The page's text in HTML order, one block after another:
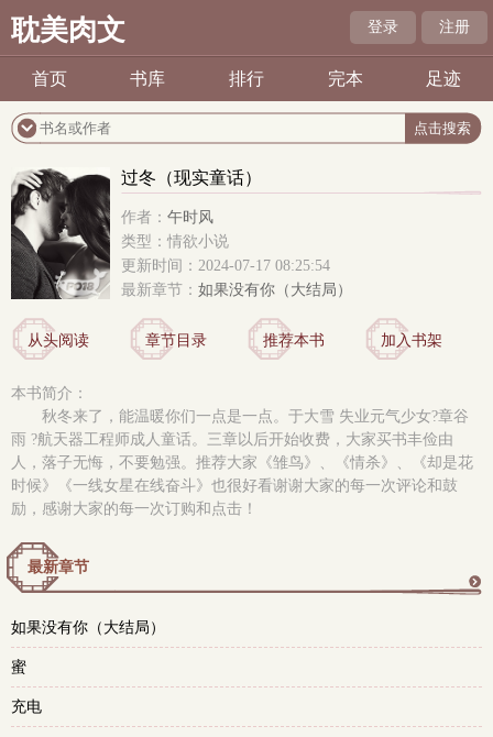
耽美肉文 登录 注册
首页 书库 排行 完本 足迹
过冬（现实童话）
作者： 午时风
类型：情欲小说
更新时间：2024-07-17 08:25:54
最新章节： 如果没有你（大结局）
从头阅读 章节目录 推荐本书 加入书架
本书简介：
秋冬来了，能温暖你们一点是一点。于大雪 失业元气少女?章谷
雨 ?航天器工程师成人童话。三章以后开始收费，大家买书丰俭由
人，落子无悔，不要勉强。推荐大家《雏鸟》、《情杀》、《却是花
时候》《一线女星在线奋斗》也很好看谢谢大家的每一次评论和鼓
励，感谢大家的每一次订购和点击！
最新章节
如果没有你（大结局）
蜜
充电